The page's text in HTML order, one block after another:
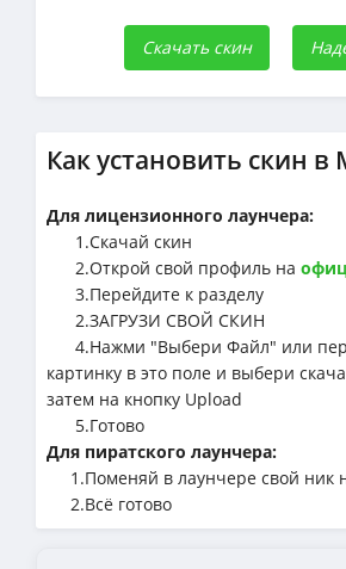
Скачать скин
Как установить скин
Для лицензионного лаунчера:
1.Cкачай скин
2.Открой свой профиль на
3.Перейдите к разделу
2.ЗАГРУЗИ СВОЙ СКИН
4.Нажми "Выбери Файл" или
картинку в это поле и выбери
затем на кнопку Upload
5.Готово
Для пиратского лаунчера:
1.Поменяй в лаунчере свой ник
2.Всё готово